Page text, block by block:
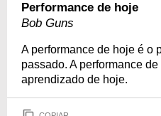
Performance de hoje
Bob Guns
A performance de hoje é o
passado. A performance
aprendizado de hoje.